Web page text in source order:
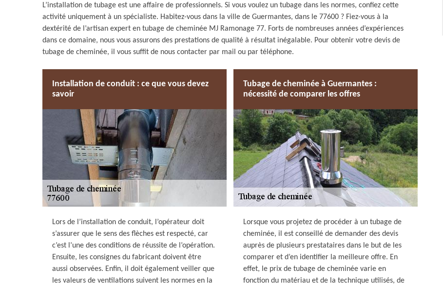
L’installation de tubage est une affaire de professionnels. Si vous voulez un tubage dans les normes, confiez cette
activité uniquement à un spécialiste. Habitez-vous dans la ville de Guermantes, dans le 77600 ? Fiez-vous à la
dextérité de l’artisan expert en tubage de cheminée MJ Ramonage 77. Forts de nombreuses années d’expériences
dans ce domaine, nous vous assurons des prestations de qualité à résultat inégalable. Pour obtenir votre devis de
tubage de cheminée, il vous suffit de nous contacter par mail ou par téléphone.
Installation de conduit : ce que vous devez
savoir
Lors de l’installation de conduit, l’opérateur doit
s’assurer que le sens des flèches est respecté, car
c’est l’une des conditions de réussite de l’opération.
Ensuite, les consignes du fabricant doivent être
aussi observées. Enfin, il doit également veiller que
les valeurs de ventilations suivent les normes en la
Tubage de cheminée à Guermantes :
nécessité de comparer les offres
Lorsque vous projetez de procéder à un tubage de
cheminée, il est conseillé de demander des devis
auprès de plusieurs prestataires dans le but de les
comparer et d’en identifier la meilleure offre. En
effet, le prix de tubage de cheminée varie en
fonction du matériau et de la technique utilisés, de